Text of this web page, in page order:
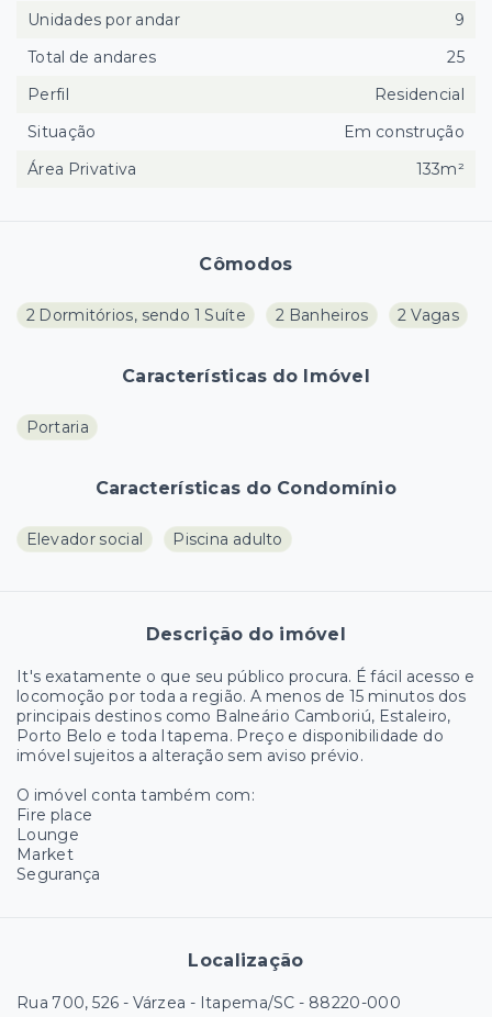
Cômodos
2 Dormitórios, sendo 1 Suíte 2 Banheiros 2 Vagas
Características do Imóvel
Portaria
Características do Condomínio
Elevador social Piscina adulto
Descrição do imóvel
It's exatamente o que seu público procura. É fácil acesso e
locomoção por toda a região. A menos de 15 minutos dos
principais destinos como Balneário Camboriú, Estaleiro,
Porto Belo e toda Itapema. Preço e disponibilidade do
imóvel sujeitos a alteração sem aviso prévio.
O imóvel conta também com:
Fire place
Lounge
Market
Segurança
Localização
Rua 700, 526 - Várzea - Itapema/SC - 88220-000
Unidades por andar
9
Total de andares
25
Perfil
Residencial
Situação
Em construção
Área Privativa
133m²